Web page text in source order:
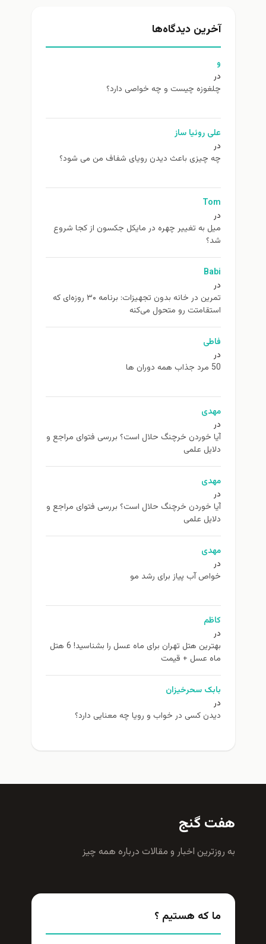
آخرین دیدگاه‌ها
و
در
چلغوزه چیست و چه خواصی دارد؟
علی روئیا ساز
در
چه چیزی باعث دیدن رویای شفاف من می شود؟
Tom
در
ميل به تغيير چهره در مایکل جکسون از كجا شروع
شد؟
Babi
در
تمرین در خانه بدون تجهیزات: برنامه ۳۰ روزه‌ای که
استقامتت رو متحول می‌کنه
فاطی
در
50 مرد جذاب همه دوران ها
مهدی
در
آیا خوردن خرچنگ حلال است؟ بررسی فتوای مراجع و
دلایل علمی
مهدی
در
آیا خوردن خرچنگ حلال است؟ بررسی فتوای مراجع و
دلایل علمی
مهدی
در
خواص آب پیاز برای رشد مو
کاظم
در
بهترین هتل تهران برای ماه عسل را بشناسید! 6 هتل
ماه عسل + قیمت
بابک سحرخیزان
در
دیدن کسی در خواب و رویا چه معنایی دارد؟
هفت گنج
به روزترين اخبار و مقالات درباره همه چيز
ما که هستیم ؟